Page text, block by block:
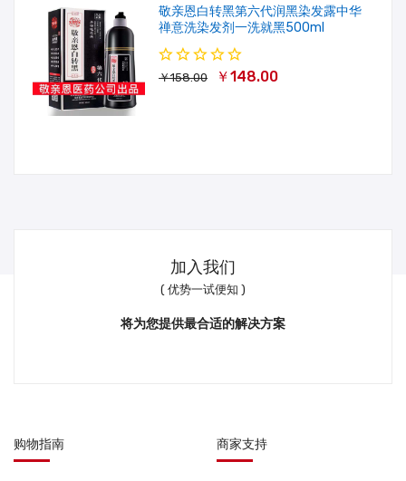
敬亲恩白转黑第六代润黑染发露中华
禅意洗染发剂一洗就黑500ml
￥158.00 ￥148.00
加入我们
( 优势一试便知 )
将为您提供最合适的解决方案
购物指南 商家支持